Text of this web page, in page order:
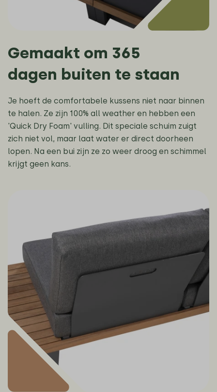
Gemaakt om 365
dagen buiten te staan
Je hoeft de comfortabele kussens niet naar binnen
te halen. Ze zijn 100% all weather en hebben een
'Quick Dry Foam' vulling. Dit speciale schuim zuigt
zich niet vol, maar laat water er direct doorheen
lopen. Na een bui zijn ze zo weer droog en schimmel
krijgt geen kans.